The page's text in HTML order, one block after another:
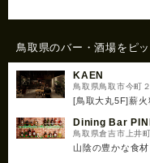
鳥取県のバー・酒場をピ
KAEN
鳥取県鳥取市今町
[鳥取大丸5F]薪火
Dining Bar
鳥取県倉吉市上井
山陰の豊かな食